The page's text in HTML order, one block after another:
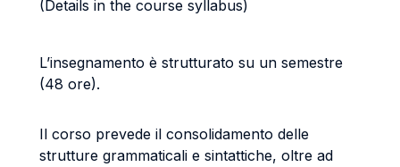
(Details in the course syllabus)
L’insegnamento è strutturato su un semestre
(48 ore).
Il corso prevede il consolidamento delle
strutture grammaticali e sintattiche, oltre ad